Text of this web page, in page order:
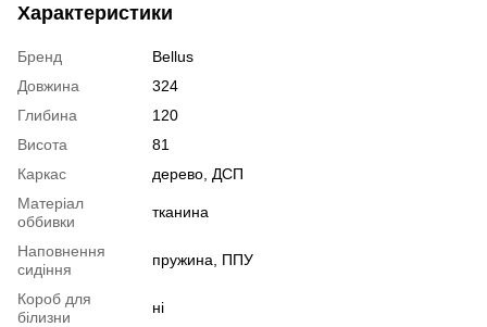
Характеристики
Бренд
Bellus
Довжина
324
Глибина
120
Висота
81
Каркас
дерево, ДСП
Матеріал
оббивки
тканина
Наповнення
сидіння
пружина, ППУ
Короб для
білизни
ні